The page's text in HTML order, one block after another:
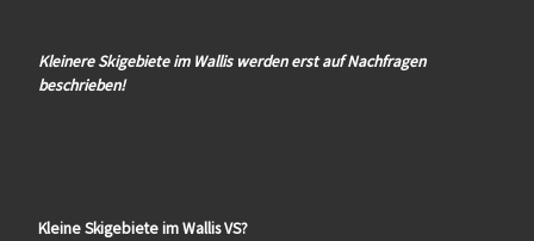
Kleinere Skigebiete im Wallis werden erst auf Nachfragen
beschrieben!
Kleine Skigebiete im Wallis VS?